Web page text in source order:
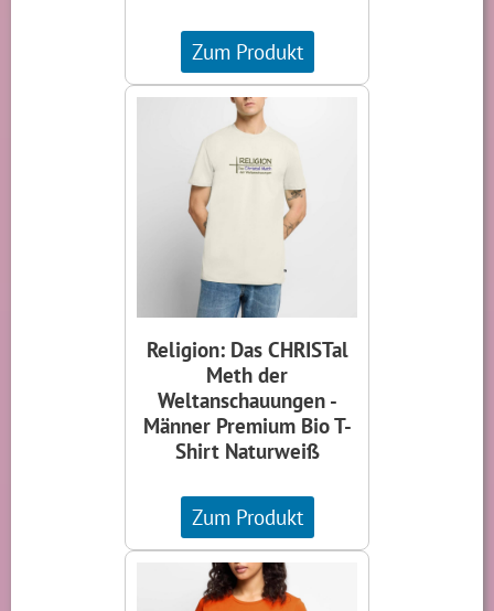
Zum Produkt
Religion: Das CHRISTal
Meth der
Weltanschauungen -
Männer Premium Bio T-
Shirt Naturweiß
Zum Produkt